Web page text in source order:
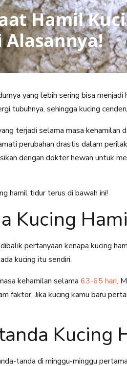
yang lebih sering bisa
tubuhnya, sehingga kucing
terjadi selama masa kehamilan
perubahan drastis dalam
dengan dokter hewan untuk
hamil tidur terus di bawah ini!
Kucing
pertanyaan kenapa kucing
kucing itu sendiri.
kehamilan selama 63-65 hari.
faktor. Jika kucing kamu baru
Kucing
tanda di minggu-minggu